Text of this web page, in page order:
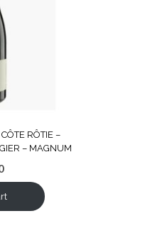
RÔTIE –
– MAGNUM